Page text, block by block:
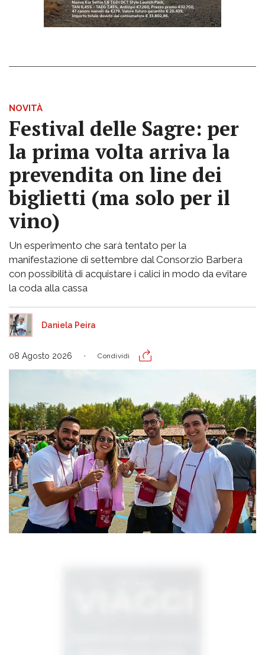
NOVITÀ
Festival delle Sagre: per
la prima volta arriva la
prevendita on line dei
biglietti (ma solo per il
vino)
Un esperimento che sarà tentato per la
manifestazione di settembre dal Consorzio Barbera
con possibilità di acquistare i calici in modo da evitare
la coda alla cassa
Daniela Peira
08 Agosto 2026 Condividi